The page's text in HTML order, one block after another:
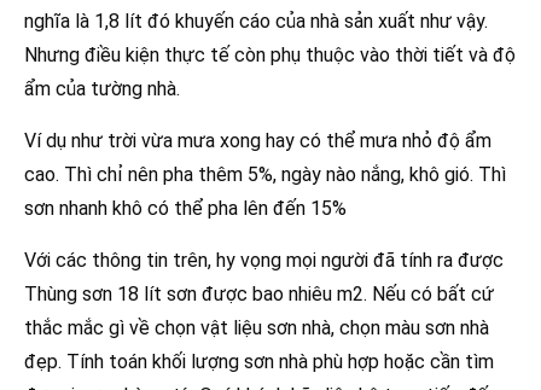
nghĩa là 1,8 lít đó khuyến cáo của nhà sản xuất như vậy.
Nhưng điều kiện thực tế còn phụ thuộc vào thời tiết và độ
ẩm của tường nhà.
Ví dụ như trời vừa mưa xong hay có thể mưa nhỏ độ ẩm
cao. Thì chỉ nên pha thêm 5%, ngày nào nắng, khô gió. Thì
sơn nhanh khô có thể pha lên đến 15%
Với các thông tin trên, hy vọng mọi người đã tính ra được
Thùng sơn 18 lít sơn được bao nhiêu m2. Nếu có bất cứ
thắc mắc gì về chọn vật liệu sơn nhà, chọn màu sơn nhà
đẹp. Tính toán khối lượng sơn nhà phù hợp hoặc cần tìm